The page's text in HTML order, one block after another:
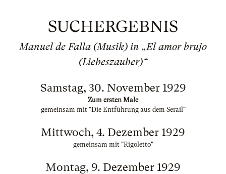
SUCHERGEBNIS
Manuel de Falla (Musik) in „El amor brujo
(Liebeszauber)“
Samstag, 30. November 1929
Zum ersten Male
gemeinsam mit "Die Entführung aus dem Serail"
Mittwoch, 4. Dezember 1929
gemeinsam mit "Rigoletto"
Montag, 9. Dezember 1929